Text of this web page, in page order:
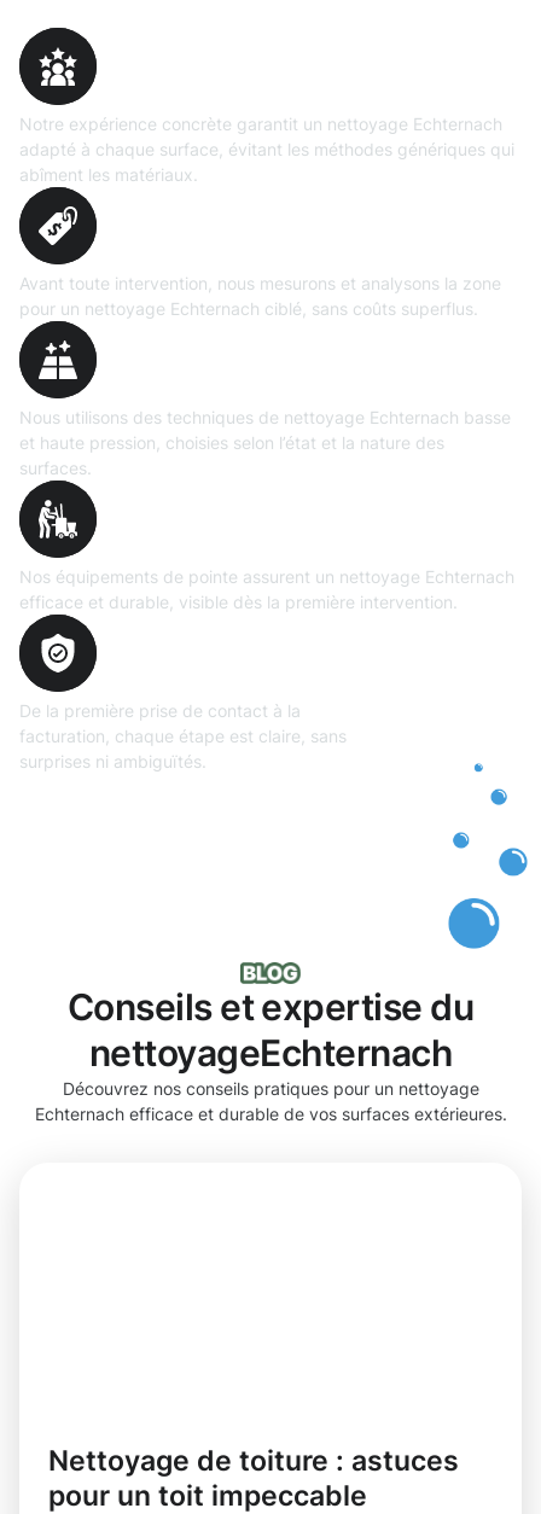
Notre expérience concrète garantit un nettoyage Echternach
adapté à chaque surface, évitant les méthodes génériques qui
abîment les matériaux.
Avant toute intervention, nous mesurons et analysons la zone
pour un nettoyage Echternach ciblé, sans coûts superflus.
Nous utilisons des techniques de nettoyage Echternach basse
et haute pression, choisies selon l’état et la nature des
surfaces.
Nos équipements de pointe assurent un nettoyage Echternach
efficace et durable, visible dès la première intervention.
De la première prise de contact à la
facturation, chaque étape est claire, sans
surprises ni ambiguïtés.
Conseils et expertise du
nettoyageEchternach
Découvrez nos conseils pratiques pour un nettoyage
Echternach efficace et durable de vos surfaces extérieures.
Nettoyage de toiture : astuces
pour un toit impeccable